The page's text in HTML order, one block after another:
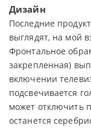
Дизайн
Последние
выглядят, на мой
Фронтальное
закрепленная)
включении
подсвечивается
может отключить
останется